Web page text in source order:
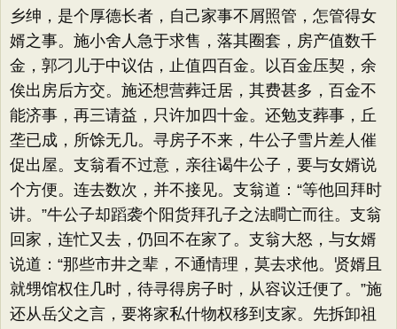
乡绅，是个厚德长者，自己家事不屑照管，怎管得女
婿之事。施小舍人急于求售，落其圈套，房产值数千
金，郭刁儿于中议估，止值四百金。以百金压契，余
俟出房后方交。施还想营葬迁居，其费甚多，百金不
能济事，再三请益，只许加四十金。还勉支葬事，丘
垄已成，所馀无几。寻房子不来，牛公子雪片差人催
促出屋。支翁看不过意，亲往谒牛公子，要与女婿说
个方便。连去数次，并不接见。支翁道：​“等他回拜时
讲。​”牛公子却蹈袭个阳货拜孔子之法瞷亡而往。支翁
回家，连忙又去，仍回不在家了。支翁大怒，与女婿
说道：​“那些市井之辈，不通情理，莫去求他。贤婿且
就甥馆权住几时，待寻得房子时，从容议迁便了。​”施
还从岳父之言，要将家私什物权移到支家。先拆卸祖